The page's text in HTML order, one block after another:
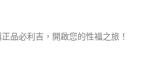
品必利吉，開啟您的性福之旅！